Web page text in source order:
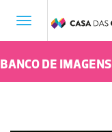
Toggle
BANCO DE IMAGENS